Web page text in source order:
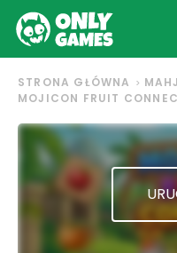
STRONA GŁÓWNA
MOJICON FRUIT